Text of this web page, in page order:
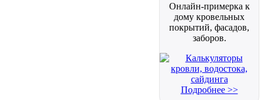
Онлайн-примерка к
дому кровельных
покрытий, фасадов,
заборов.
Подробнее >>